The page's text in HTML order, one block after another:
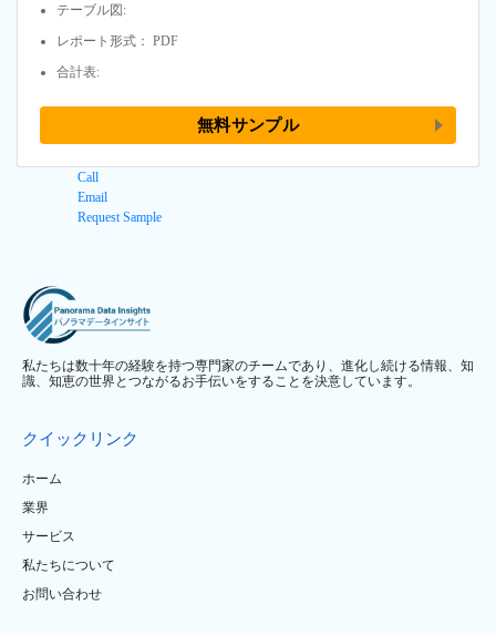
テーブル図:
レポート形式： PDF
合計表:
無料サンプル
Call
Email
Request Sample
私たちは数十年の経験を持つ専門家のチームであり、進化し続ける情報、知
識、知恵の世界とつながるお手伝いをすることを決意しています。
クイックリンク
ホーム
業界
サービス
私たちについて
お問い合わせ